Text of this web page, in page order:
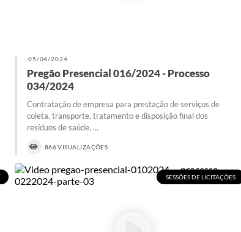
05/04/2024
Pregão Presencial 016/2024 - Processo
034/2024
Contratação de empresa para prestação de serviços de
coleta, transporte, tratamento e disposição final dos
resíduos de saúde, ...
866 VISUALIZAÇÕES
SESSÕES DE LICITAÇÕES